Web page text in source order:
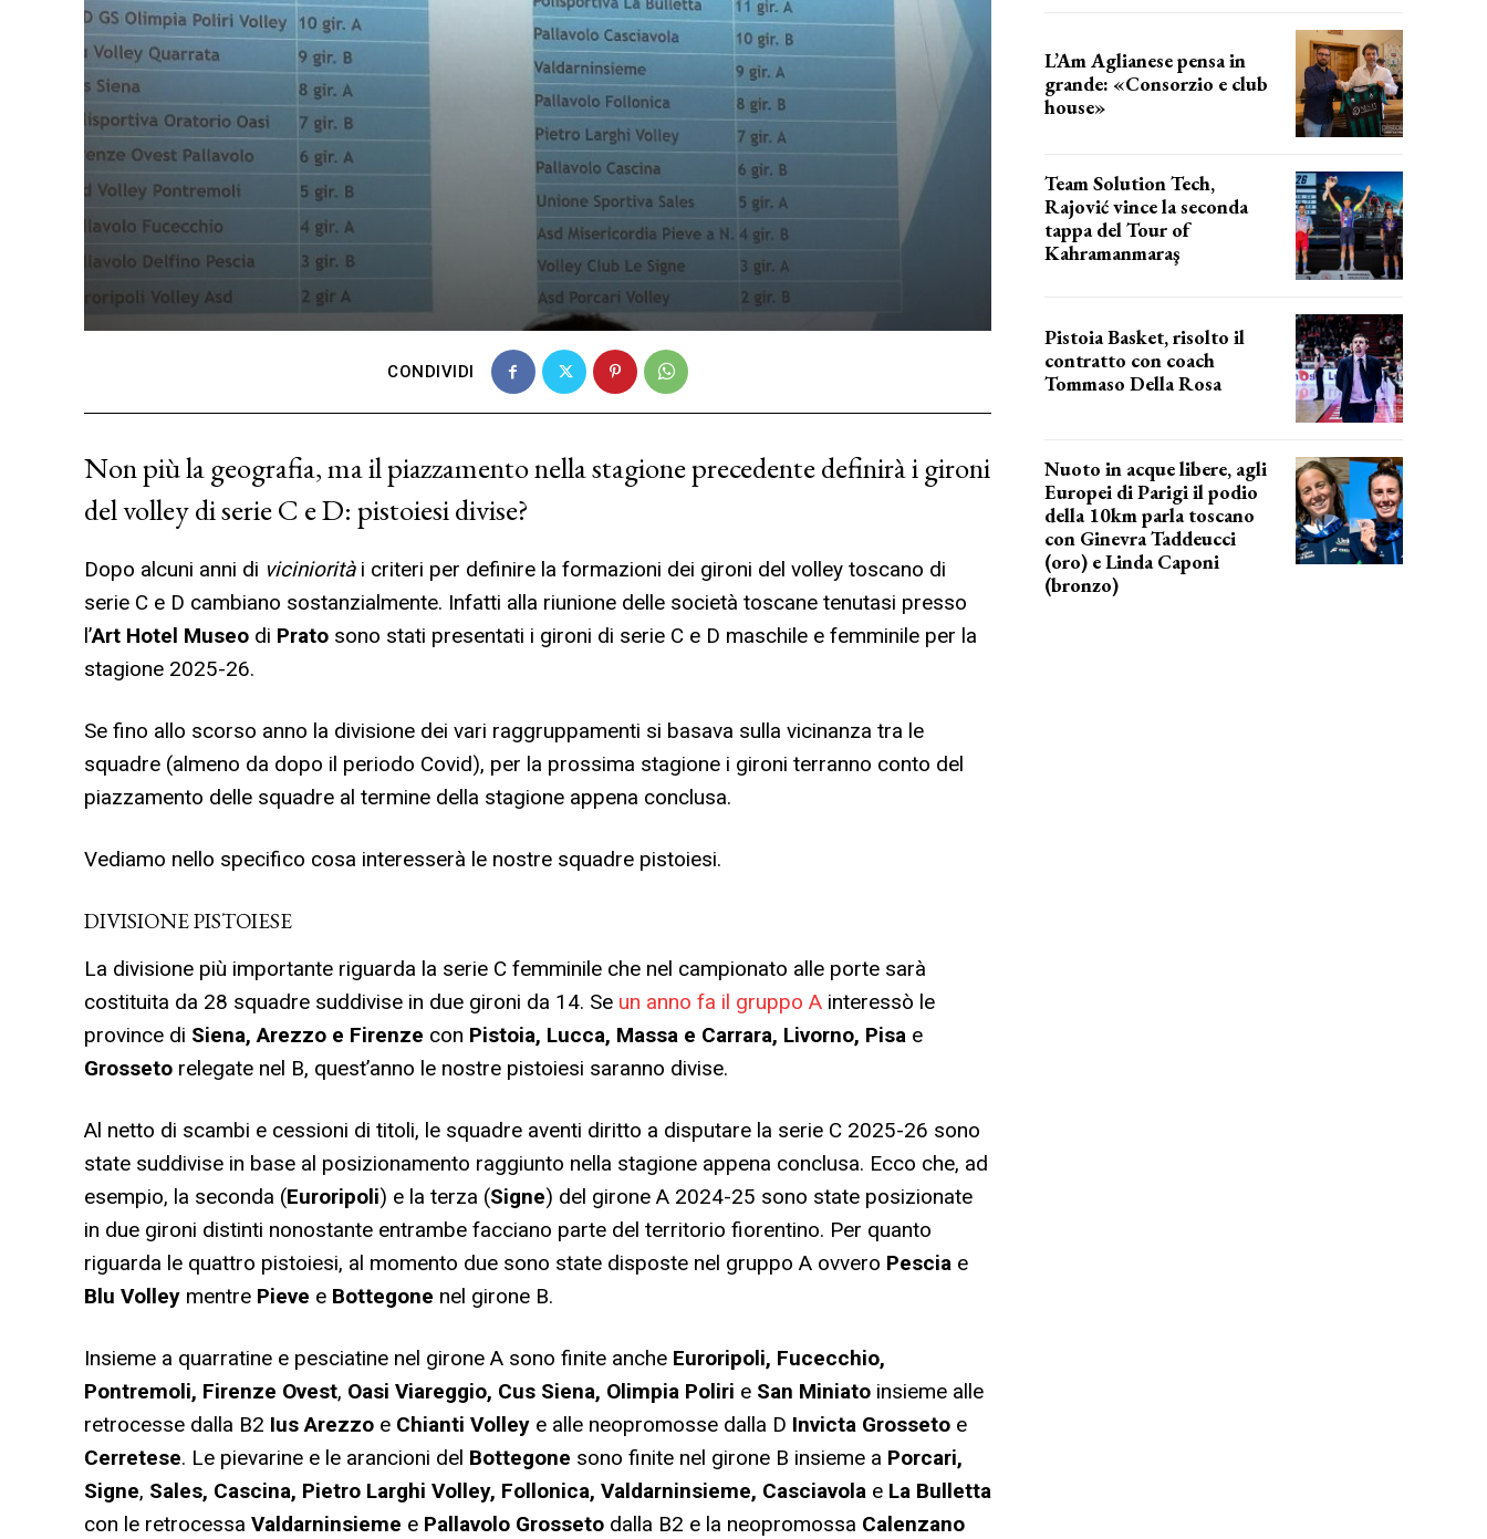
CONDIVIDI
Non più la geografia, ma il piazzamento nella stagione precedente definirà i gironi
del volley di serie C e D: pistoiesi divise?
Dopo alcuni anni di vicinioritài criteri per definire la formazioni dei gironi del volley toscano di
serie C e D cambiano sostanzialmente. Infatti alla riunione delle società toscane tenutasi presso
l’Art Hotel Museo di Prato sono stati presentati i gironi di serie C e D maschile e femminile per la
stagione 2025-26.
Se fino allo scorso anno la divisione dei vari raggruppamenti si basava sulla vicinanza tra le
squadre (almeno da dopo il periodo Covid), per la prossima stagione i gironi terranno conto del
piazzamento delle squadre al termine della stagione appena conclusa.
Vediamo nello specifico cosa interesserà le nostre squadre pistoiesi.
DIVISIONE PISTOIESE
La divisione più importante riguarda la serie C femminile che nel campionato alle porte sarà
costituita da 28 squadre suddivise in due gironi da 14. Se un anno fa il gruppo A interessò le
province di Siena, Arezzo e Firenze con Pistoia, Lucca, Massa e Carrara, Livorno, Pisa e
Grosseto relegate nel B, quest’anno le nostre pistoiesi saranno divise.
Al netto di scambi e cessioni di titoli, le squadre aventi diritto a disputare la serie C 2025-26 sono
state suddivise in base al posizionamento raggiunto nella stagione appena conclusa. Ecco che, ad
esempio, la seconda (Euroripoli) e la terza (Signe) del girone A 2024-25 sono state posizionate
in due gironi distinti nonostante entrambe facciano parte del territorio fiorentino. Per quanto
riguarda le quattro pistoiesi, al momento due sono state disposte nel gruppo A ovvero Pescia e
Blu Volley mentre Pieve e Bottegone nel girone B.
Insieme a quarratine e pesciatine nel girone A sono finite anche Euroripoli, Fucecchio,
Pontremoli, Firenze Ovest, Oasi Viareggio, Cus Siena, Olimpia Poliri e San Miniato insieme alle
retrocesse dalla B2 Ius Arezzo e Chianti Volley e alle neopromosse dalla D Invicta Grosseto e
Cerretese. Le pievarine e le arancioni del Bottegone sono finite nel girone B insieme a Porcari,
Signe, Sales, Cascina, Pietro Larghi Volley, Follonica, Valdarninsieme, Casciavola e La Bulletta
con le retrocessa Valdarninsieme e Pallavolo Grosseto dalla B2 e la neopromossa Calenzano
L’Am Aglianese pensa in
grande: «Consorzio e club
house»
Team Solution Tech,
Rajović vince la seconda
tappa del Tour of
Kahramanmaraş
Pistoia Basket, risolto il
contratto con coach
Tommaso Della Rosa
Nuoto in acque libere, agli
Europei di Parigi il podio
della 10km parla toscano
con Ginevra Taddeucci
(oro) e Linda Caponi
(bronzo)